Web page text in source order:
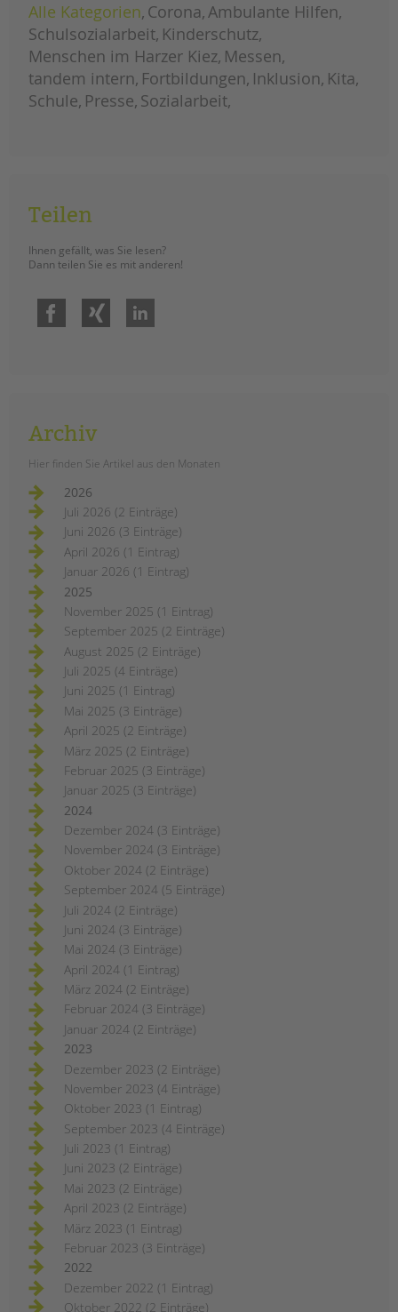
weiterlesenmenschen
im
harzer
kiez:
januar
Alle Kategorien Corona Ambulante Hilfen
Schulsozialarbeit Kinderschutz
Menschen im Harzer Kiez Messen
tandem intern Fortbildungen Inklusion Kita
Schule Presse Sozialarbeit
Teilen
Ihnen gefällt, was Sie lesen?
Dann teilen Sie es mit anderen!
Facebook
Archiv
Hier finden Sie Artikel aus den Monaten
2026
Juli 2026 (2 Einträge)
Juni 2026 (3 Einträge)
April 2026 (1 Eintrag)
Januar 2026 (1 Eintrag)
2025
November 2025 (1 Eintrag)
September 2025 (2 Einträge)
August 2025 (2 Einträge)
Juli 2025 (4 Einträge)
Juni 2025 (1 Eintrag)
Mai 2025 (3 Einträge)
April 2025 (2 Einträge)
März 2025 (2 Einträge)
Februar 2025 (3 Einträge)
Januar 2025 (3 Einträge)
2024
Dezember 2024 (3 Einträge)
November 2024 (3 Einträge)
Oktober 2024 (2 Einträge)
September 2024 (5 Einträge)
Juli 2024 (2 Einträge)
Juni 2024 (3 Einträge)
Mai 2024 (3 Einträge)
April 2024 (1 Eintrag)
März 2024 (2 Einträge)
Februar 2024 (3 Einträge)
Januar 2024 (2 Einträge)
2023
Dezember 2023 (2 Einträge)
November 2023 (4 Einträge)
Oktober 2023 (1 Eintrag)
September 2023 (4 Einträge)
Juli 2023 (1 Eintrag)
Juni 2023 (2 Einträge)
Mai 2023 (2 Einträge)
April 2023 (2 Einträge)
März 2023 (1 Eintrag)
Februar 2023 (3 Einträge)
2022
Dezember 2022 (1 Eintrag)
Oktober 2022 (2 Einträge)